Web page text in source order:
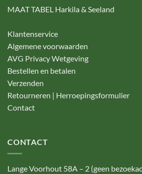
MAAT TABEL Harkila & Seeland
Klantenservice
Algemene voorwaarden
AVG Privacy Wetgeving
Bestellen en betalen
Verzenden
Retourneren | Herroepingsformulier
Contact
CONTACT
Lange Voorhout 58A – 2 (geen